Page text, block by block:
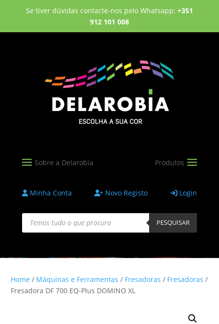
Se tiver dúvidas contacte-nos pelo Whatsapp: +351
912 101 008
Minha Conta Novo Registo Login
Products
search PESQUISAR
Home / Máquinas e Ferramentas / Fresadoras / Fresadoras /
Fresadora DF 700 EQ-Plus DOMINO XL